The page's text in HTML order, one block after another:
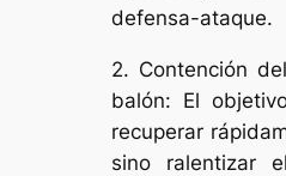
defensa-ataque.
2. Contención
balón: El
recuperar
sino ralentizar